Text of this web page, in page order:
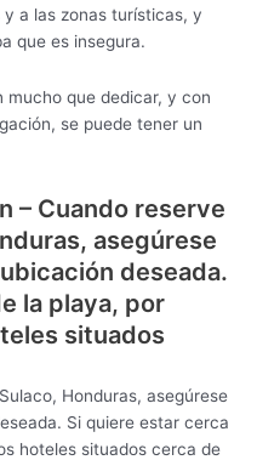
a las zonas turísticas, y
que es insegura.
mucho que dedicar, y con
se puede tener un
– Cuando reserve
asegúrese
deseada.
la playa, por
situados
Honduras, asegúrese
Si quiere estar cerca
hoteles situados cerca de